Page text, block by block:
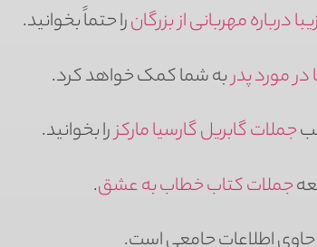
درباره مهربانی از بزرگانرا حتماً بخوانید.
در مورد پدربه شما کمک خواهد کرد.
جملات گابریل گارسیا مارکزرا بخوانید.
جملات کتاب خطاب به عشق.